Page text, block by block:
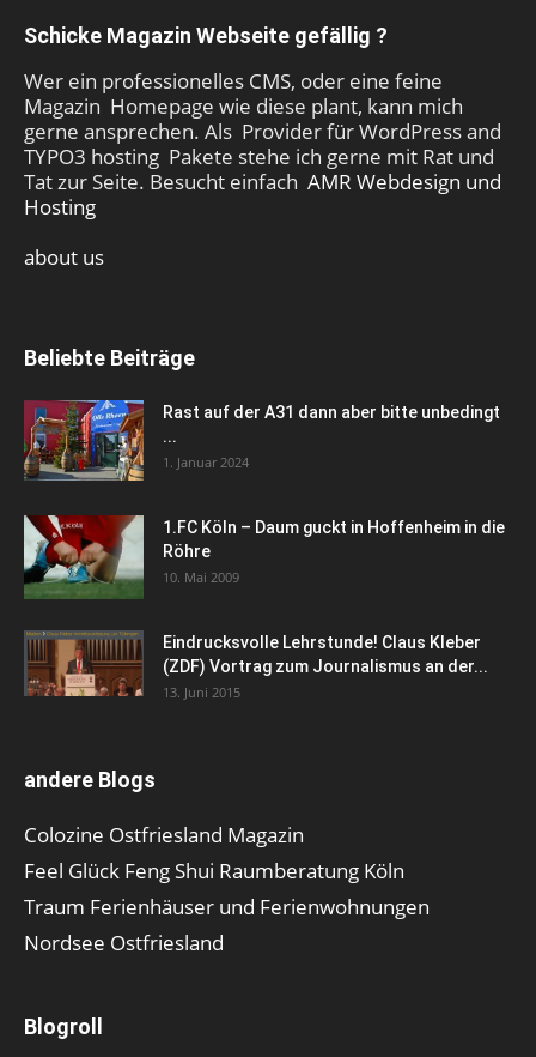
Schicke Magazin Webseite gefällig ?
Wer ein professionelles CMS, oder eine feine
Magazin Homepage wie diese plant, kann mich
gerne ansprechen. Als Provider für WordPress and
TYPO3 hosting Pakete stehe ich gerne mit Rat und
Tat zur Seite. Besucht einfach AMR Webdesign und
Hosting
about us
Beliebte Beiträge
Rast auf der A31 dann aber bitte unbedingt
...
1. Januar 2024
1.FC Köln – Daum guckt in Hoffenheim in die
Röhre
10. Mai 2009
Eindrucksvolle Lehrstunde! Claus Kleber
(ZDF) Vortrag zum Journalismus an der...
13. Juni 2015
andere Blogs
Colozine Ostfriesland Magazin
Feel Glück Feng Shui Raumberatung Köln
Traum Ferienhäuser und Ferienwohnungen
Nordsee Ostfriesland
Blogroll